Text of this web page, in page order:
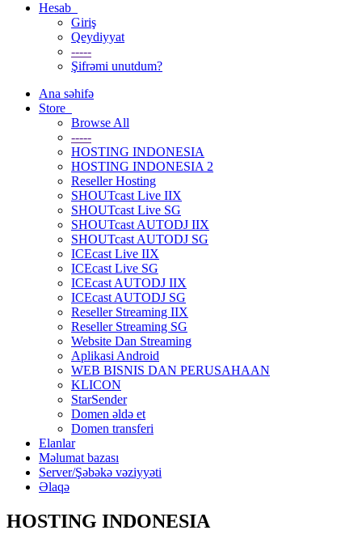
Hesab
Giriş
Qeydiyyat
-----
Şifrəmi unutdum?
Ana səhifə
Store
Browse All
-----
HOSTING INDONESIA
HOSTING INDONESIA 2
Reseller Hosting
SHOUTcast Live IIX
SHOUTcast Live SG
SHOUTcast AUTODJ IIX
SHOUTcast AUTODJ SG
ICEcast Live IIX
ICEcast Live SG
ICEcast AUTODJ IIX
ICEcast AUTODJ SG
Reseller Streaming IIX
Reseller Streaming SG
Website Dan Streaming
Aplikasi Android
WEB BISNIS DAN PERUSAHAAN
KLICON
StarSender
Domen əldə et
Domen transferi
Elanlar
Məlumat bazası
Server/Şəbəkə vəziyyəti
Əlaqə
HOSTING INDONESIA